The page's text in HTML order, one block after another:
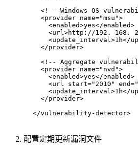
<!-- Windows OS
    <provider name="msu">
      <enabled>yes</enabled>
<url>http://192. 168.
<update_interval>1h</
    </provider>
<!-- Aggregate
    <provider name="nvd">
      <enabled>yes</enabled>
<url start="2010"
<update_interval>1h</
    </provider>
  </vulnerability-detector>
配置定期更新漏洞文件